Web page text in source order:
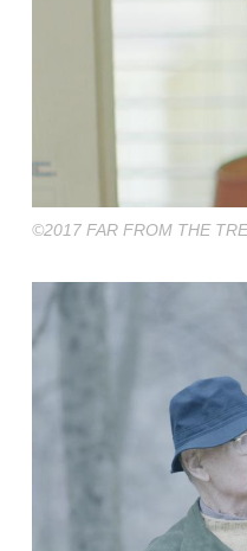
©︎2017 FAR FROM THE